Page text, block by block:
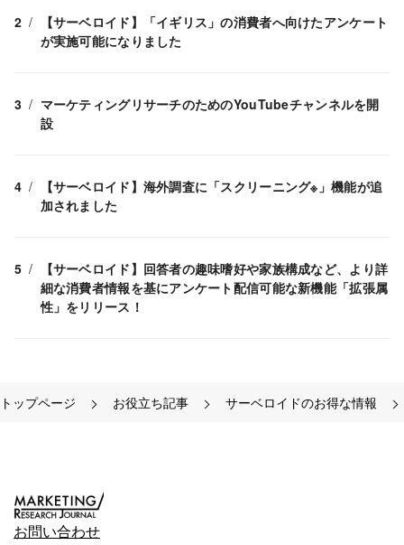
【サーベロイド】「イギリス」の消費者へ向けたアンケート
が実施可能になりました
マーケティングリサーチのためのYouTubeチャンネルを開
設
【サーベロイド】海外調査に「スクリーニング※」機能が追
加されました
【サーベロイド】回答者の趣味嗜好や家族構成など、より詳
細な消費者情報を基にアンケート配信可能な新機能「拡張属
性」をリリース！
トップページ お役立ち記事 サーベロイドのお得な情報
お問い合わせ